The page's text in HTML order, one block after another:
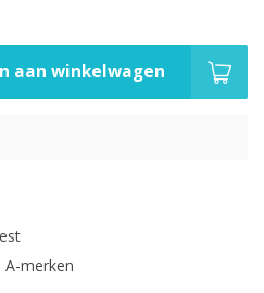
aan winkelwagen
merken